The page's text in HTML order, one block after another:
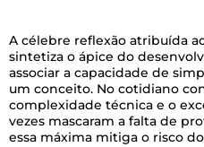
A célebre reflexão atribuída
sintetiza o ápice do
associar a capacidade de
um conceito. No cotidiano
complexidade técnica e o
vezes mascaram a falta de
essa máxima mitiga o risco